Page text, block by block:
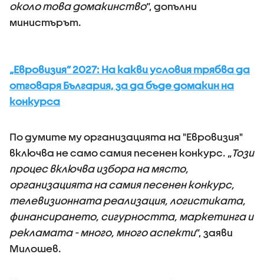
около това домакинство“, допълни
министърът.
„Евровизия” 2027: На какви условия трябва да
отговаря България, за да бъде домакин на
конкурса
По думите му организацията на "Евровизия"
включва не само самия песенен конкурс. „Този
процес включва избора на място,
организацията на самия песенен конкурс,
телевизионната реализация, логистиката,
финансирането, сигурността, маркетинга и
рекламата - много, много аспекти“, заяви
Милошев.